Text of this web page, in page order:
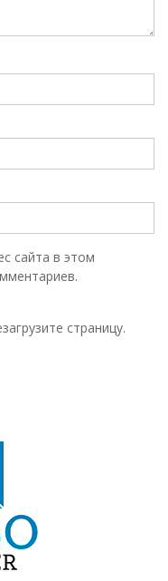
сайта в этом
страницу.